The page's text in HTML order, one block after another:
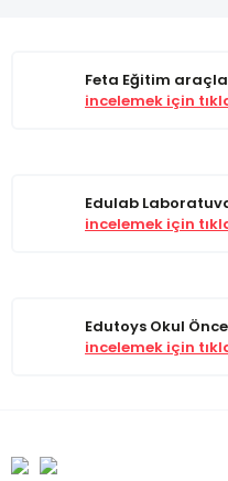
Feta Eğitim
incelemek için
Edulab
incelemek için
Edutoys Okul
incelemek için